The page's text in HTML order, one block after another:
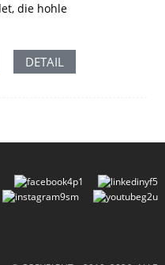
die hohle
DETAIL